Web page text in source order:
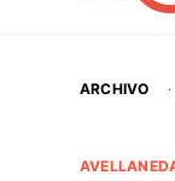
ARCHIVO ·